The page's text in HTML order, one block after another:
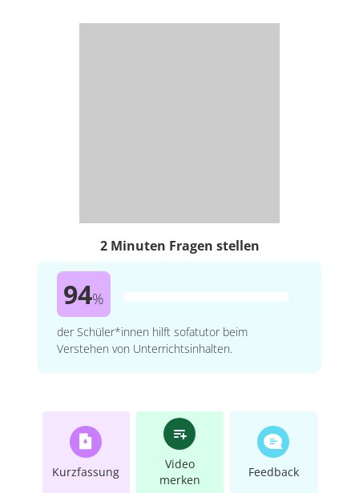
2 Minuten Fragen stellen
94%
der Schüler*innen hilft sofatutor beim
Verstehen von Unterrichtsinhalten.
Kurzfassung
Video
merken
Feedback